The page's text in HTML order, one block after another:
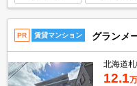
PR 賃貸マンション グランメ
北海道
12.1